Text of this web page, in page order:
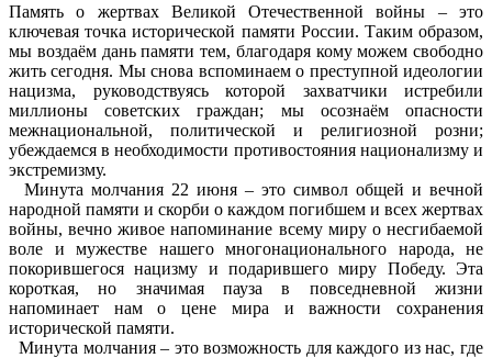
Память о жертвах Великой Отечественной войны – это
ключевая точка исторической памяти России. Таким образом,
мы воздаём дань памяти тем, благодаря кому можем свободно
жить сегодня. Мы снова вспоминаем о преступной идеологии
нацизма, руководствуясь которой захватчики истребили
миллионы советских граждан; мы осознаём опасности
межнациональной, политической и религиозной розни;
убеждаемся в необходимости противостояния национализму и
экстремизму.
Минута молчания 22 июня – это символ общей и вечной
народной памяти и скорби о каждом погибшем и всех жертвах
войны, вечно живое напоминание всему миру о несгибаемой
воле и мужестве нашего многонационального народа, не
покорившегося нацизму и подарившего миру Победу. Эта
короткая, но значимая пауза в повседневной жизни
напоминает нам о цене мира и важности сохранения
исторической памяти.
Минута молчания – это возможность для каждого из нас, где